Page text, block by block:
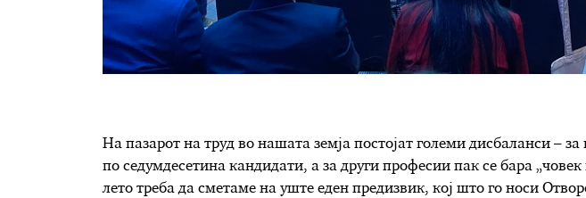
На пазарот на труд во нашата земја постојат големи дисбаланси –
по седумдесетина кандидати, а за други професии пак се бара „човек
лето треба да сметаме на уште еден предизвик, кој што го носи